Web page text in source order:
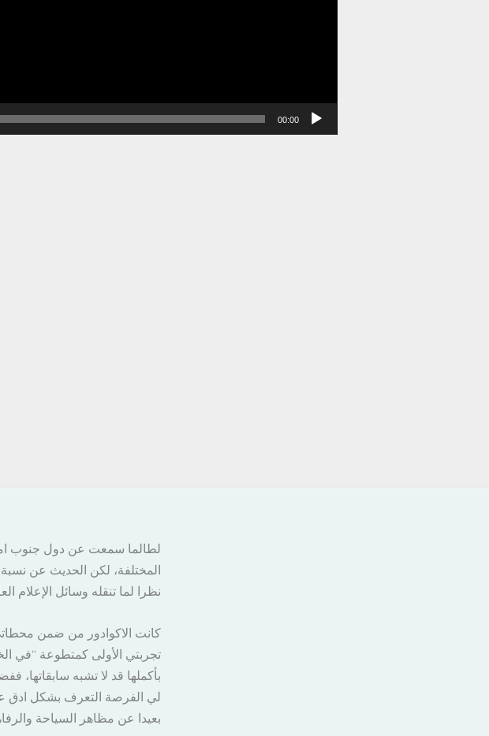
00:00
لطالما سمعت عن دول جنوب
المختلفة، لكن الحديث عن نسبة
نظرا لما تنقله وسائل الإعلام
كانت الاكوادور من ضمن محطاتي
تجربتي الأولى كمتطوعة “في
بأكملها قد لا تشبه
لي الفرصة التعرف بشكل ادق
بعيدا عن مظاهر السياحة